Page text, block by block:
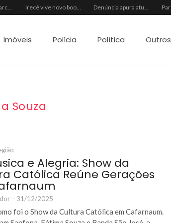
Missa solene marca o encerramento do Ano Jubilar da Diocese de Irecê na Catedral Bom Pastor Irecê vive novo boom imobiliário impulsionado pela economia regional Denúncia apura atuação criminosa em redes de internet no interior da Bahia
Imóveis Polícia Política Outros
Souza
e Alegria: Show da
Católica Reúne Gerações
- 31/12/2025
foi o Show da Cultura Católica em Cafarnaum.